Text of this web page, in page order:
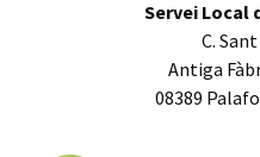
Servei Local
C.
Antiga
08389